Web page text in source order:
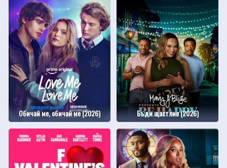
Обичай ме, обичай ме (2026) Бъди щастлив (2026)